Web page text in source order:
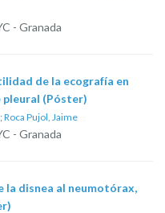
- Granada
de la ecografía en
pleural (Póster)
; Roca Pujol, Jaime
- Granada
la disnea al neumotórax,